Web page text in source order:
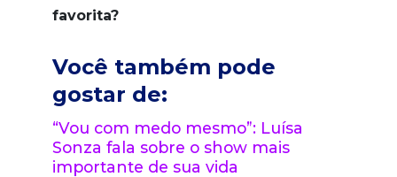
favorita?
Você também pode
gostar de:
“Vou com medo mesmo”: Luísa
Sonza fala sobre o show mais
importante de sua vida